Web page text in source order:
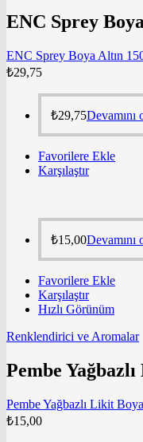
ENC Sprey
ENC Sprey Boya Altın
₺29,75
₺29,75Devamını
Favorilere Ekle
Karşılaştır
₺15,00Devamını
Favorilere Ekle
Karşılaştır
Hızlı Görünüm
Renklendirici ve Aromalar
Pembe
Pembe Yağbazlı Likit
₺15,00